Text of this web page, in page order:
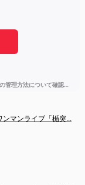
ンマンライブ「楯突...